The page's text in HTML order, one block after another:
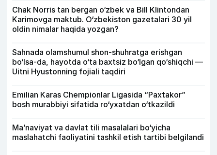
Chak Norris tan bergan o‘zbek va Bill Klintondan
Karimovga maktub. O‘zbekiston gazetalari 30 yil
oldin nimalar haqida yozgan?
Sahnada olamshumul shon-shuhratga erishgan
bo‘lsa-da, hayotda o‘ta baxtsiz bo‘lgan qo‘shiqchi —
Uitni Hyustonning fojiali taqdiri
Emilian Karas Chempionlar Ligasida “Paxtakor”
bosh murabbiyi sifatida ro‘yxatdan o‘tkazildi
Ma’naviyat va davlat tili masalalari bo‘yicha
maslahatchi faoliyatini tashkil etish tartibi belgilandi